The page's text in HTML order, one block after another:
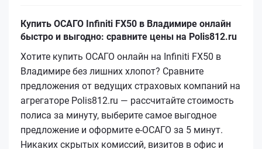
Купить ОСАГО Infiniti FX50 в Владимире онлайн
быстро и выгодно: сравните цены на Polis812.ru
Хотите купить ОСАГО онлайн на Infiniti FX50 в
Владимире без лишних хлопот? Сравните
предложения от ведущих страховых компаний на
агрегаторе Polis812.ru — рассчитайте стоимость
полиса за минуту, выберите самое выгодное
предложение и оформите е‑ОСАГО за 5 минут.
Никаких скрытых комиссий, визитов в офис и